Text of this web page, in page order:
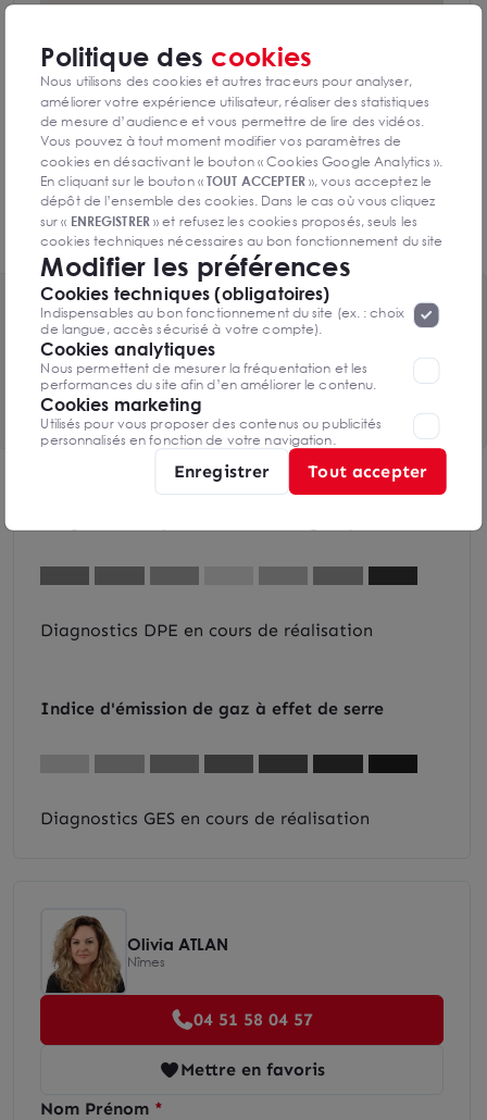
Autoroute A9 accès Montpellier à 15 minutes
Accès routier à 15 minutes de Nîmes
Route Vaunage
Toutes les surfaces disponibles
1 lot de 65m² disponibles
Voir le tableau complet
DPE & GES
Diagnostics DPE en cours de réalisation
Indice d'émission de gaz à effet de serre
Diagnostics GES en cours de réalisation
Olivia ATLAN
Nîmes
04 51 58 04 57
Mettre en favoris
Nom Prénom
Politique des cookies
Nous utilisons des cookies et autres traceurs pour analyser,
améliorer votre expérience utilisateur, réaliser des statistiques
de mesure d’audience et vous permettre de lire des vidéos.
Vous pouvez à tout moment modifier vos paramètres de
cookies en désactivant le bouton « Cookies Google Analytics ».
En cliquant sur le bouton «TOUT ACCEPTER», vous acceptez le
dépôt de l’ensemble des cookies. Dans le cas où vous cliquez
sur « ENREGISTRER» et refusez les cookies proposés, seuls les
cookies techniques nécessaires au bon fonctionnement du site
seront déposés. Pour plus d’informations, vous pouvez consulter
la page«Protection des données à caractère
personnel ».Lorsque vous naviguez sur notre site internet, il
peut être amenée à déposer des cookies. Vous avez la
possibilité de désactiver les cookies, ces réglages ne seront
valables que sur le navigateur que vous utilisez actuellement
Modifier les préférences
Cookies techniques (obligatoires)
Indispensables au bon fonctionnement du site (ex. : choix
de langue, accès sécurisé à votre compte).
Cookies analytiques
Nous permettent de mesurer la fréquentation et les
performances du site afin d’en améliorer le contenu.
Cookies marketing
Utilisés pour vous proposer des contenus ou publicités
personnalisés en fonction de votre navigation.
Enregistrer Tout accepter